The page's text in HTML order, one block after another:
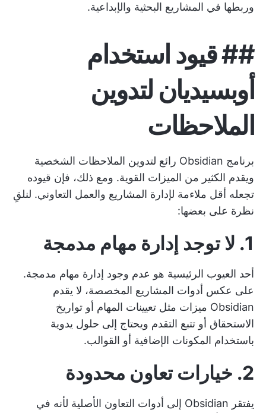
وربطها في المشاريع البحثية والإبداعية.
##قيود استخدام
أوبسيديان لتدوين
الملاحظات
برنامج Obsidian رائع لتدوين الملاحظات الشخصية
ويقدم الكثير من الميزات القوية. ومع ذلك، فإن قيوده
تجعله أقل ملاءمة لإدارة المشاريع والعمل التعاوني. لنلقِ
نظرة على بعضها:
1. لا توجد إدارة مهام مدمجة
أحد العيوب الرئيسية هو عدم وجود إدارة مهام مدمجة.
على عكس أدوات المشاريع المخصصة، لا يقدم
Obsidian ميزات مثل تعيينات المهام أو تواريخ
الاستحقاق أو تتبع التقدم ويحتاج إلى حلول يدوية
باستخدام المكونات الإضافية أو القوالب.
2. خيارات تعاون محدودة
يفتقر Obsidian إلى أدوات التعاون الأصلية لأنه في